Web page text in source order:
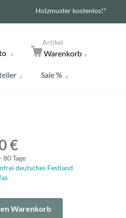
Holzmuster kostenlos!*
Artikel
Warenkorb
Sale %
€
80 Tage
deutsches Festland
Warenkorb